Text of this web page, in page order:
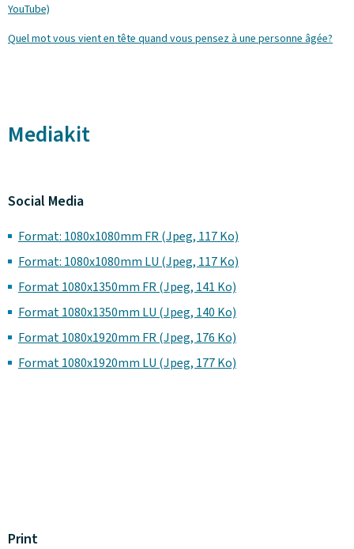
YouTube)
Quel mot vous vient en tête quand vous pensez à une personne âgée?
Mediakit
Social Media
Format: 1080x1080mm FR (Jpeg, 117 Ko)
Format: 1080x1080mm LU (Jpeg, 117 Ko)
Format 1080x1350mm FR (Jpeg, 141 Ko)
Format 1080x1350mm LU (Jpeg, 140 Ko)
Format 1080x1920mm FR (Jpeg, 176 Ko)
Format 1080x1920mm LU (Jpeg, 177 Ko)
Print